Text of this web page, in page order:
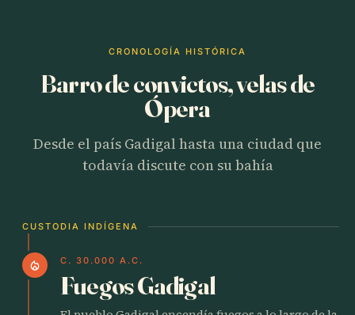
CRONOLOGÍA HISTÓRICA
Barro de convictos, velas de
Ópera
Desde el país Gadigal hasta una ciudad que
todavía discute con su bahía
CUSTODIA INDÍGENA
local_fire_department C. 30.000 A.C.
Fuegos Gadigal